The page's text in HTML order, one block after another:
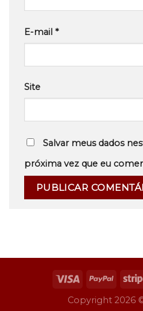
E-mail *
Site
Salvar meus dados
próxima vez que eu
Copyright 2026